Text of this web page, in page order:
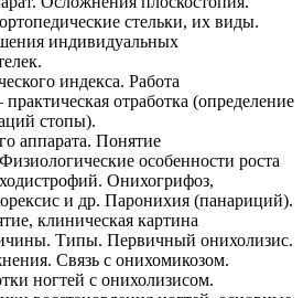
стельки, их виды.
индивидуальных
индекса. Работа
отработка (определение
стопы).
аппарата. Понятие
особенности роста
Онихогрифоз,
и др. Паронихия (панариций).
клиническая картина
Типы. Первичный онихолизис.
Связь с онихомикозом.
ногтей с онихолизисом.